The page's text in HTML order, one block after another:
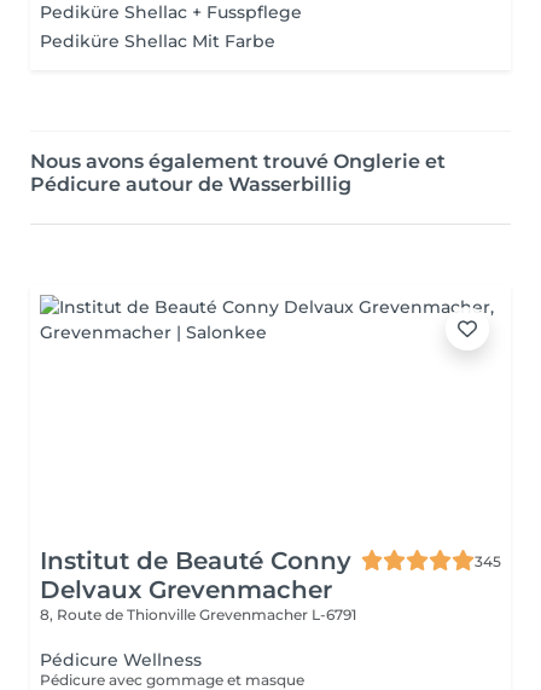
Pediküre Shellac + Fusspflege
Pediküre Shellac Mit Farbe
Nous avons également trouvé Onglerie et
Pédicure autour de Wasserbillig
Institut de Beauté Conny
Delvaux Grevenmacher
345
8, Route de Thionville Grevenmacher L-6791
Pédicure Wellness
Pédicure avec gommage et masque